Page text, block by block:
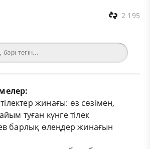
2 195
жинағы: өз сөзімен,
туған күнге тілек
барлық өлеңдер жинағын